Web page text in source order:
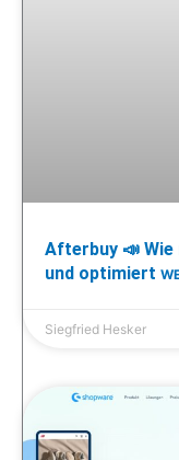
Afterbuy 📣
und optimiert
Siegfried Hesker